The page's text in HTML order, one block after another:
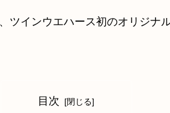
ツインウエハース初のオリジナ
目次